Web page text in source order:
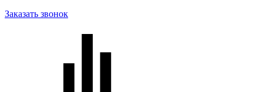
Заказать звонок